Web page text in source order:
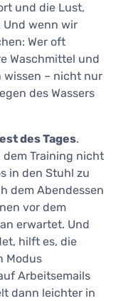
und die Lust,
Und wenn wir
Wer oft
Waschmittel und
wissen – nicht nur
des Wassers
des Tages.
dem Training nicht
in den Stuhl zu
dem Abendessen
vor dem
erwartet. Und
hilft es, die
Modus
Arbeitsemails
dann leichter in